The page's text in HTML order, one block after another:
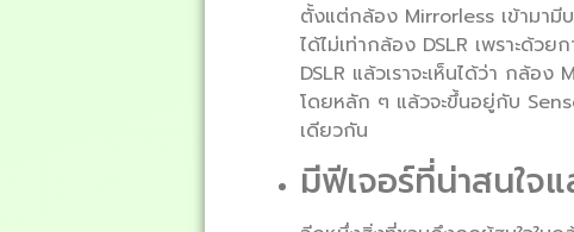
ตั้งแต่กล้อง Mirrorless เข้ามามี
ได้ไม่เท่ากล้อง DSLR เพราะด้
DSLR แล้วเราจะเห็นได้ว่า กล้อ
โดยหลัก ๆ แล้วจะขึ้นอยู่กับ
เดียวกัน
มีฟีเจอร์ที่น่าสนใจแ